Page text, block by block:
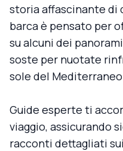
storia affascinante di
barca è pensato per
su alcuni dei
soste per nuotate
sole del
Guide esperte ti
viaggio, assicurando
racconti dettagliati